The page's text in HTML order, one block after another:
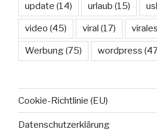
update (14) urlaub (15)
video (45) viral (17)
Werbung(75) wordpress
Cookie-Richtlinie (EU)
Datenschutzerklärung